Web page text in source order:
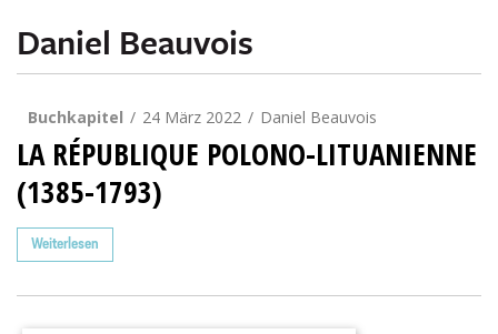
Daniel Beauvois
Buchkapitel 24 März 2022 Daniel Beauvois
LA RÉPUBLIQUE POLONO-LITUANIENNE
(1385-1793)
Weiterlesen